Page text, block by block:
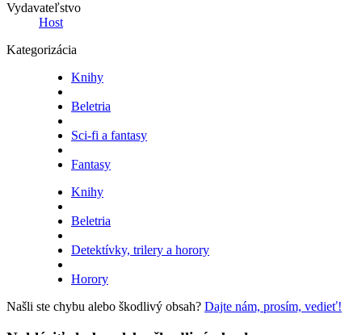
Vydavateľstvo
Host
Kategorizácia
Knihy
Beletria
Sci-fi a fantasy
Fantasy
Knihy
Beletria
Detektívky, trilery a horory
Horory
Našli ste chybu alebo škodlivý obsah? Dajte nám, prosím, vedieť!